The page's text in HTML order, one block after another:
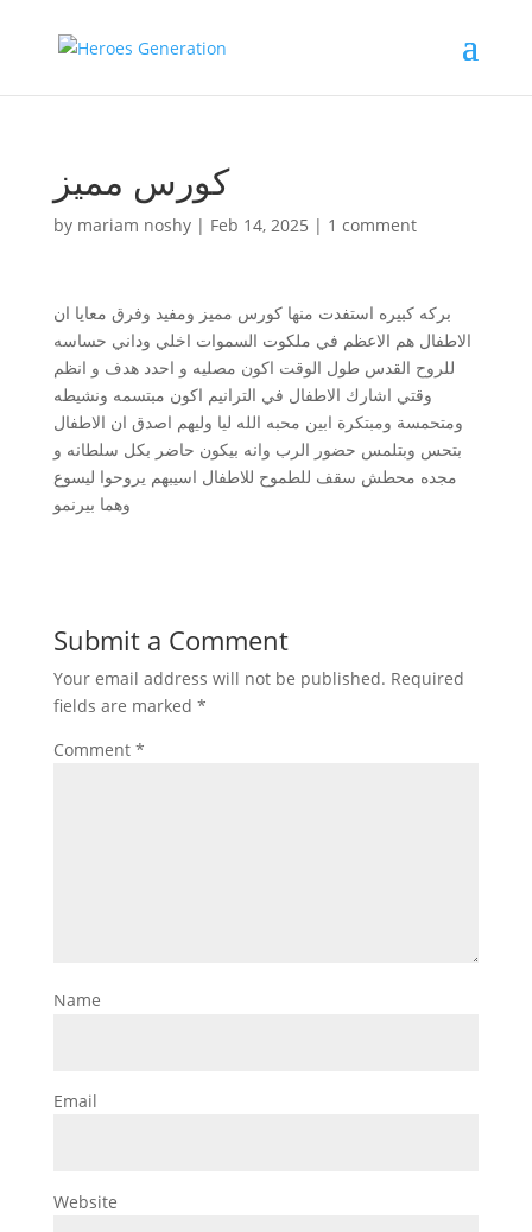
كورس مميز
by mariam noshy| Feb 14, 2025 | 1 comment
بركه كبيره استفدت منها كورس مميز ومفيد وفرق معايا ان
الاطفال هم الاعظم في ملكوت السموات اخلي وداني حساسه
للروح القدس طول الوقت اكون مصليه و احدد هدف و انظم
وقتي اشارك الاطفال في الترانيم اكون مبتسمه ونشيطه
ومتحمسة ومبتكرة ابين محبه الله ليا وليهم اصدق ان الاطفال
بتحس وبتلمس حضور الرب وانه بيكون حاضر بكل سلطانه و
مجده محطش سقف للطموح للاطفال اسيبهم يروحوا ليسوع
وهما بيرنمو
Submit a Comment
Your email address will not be published. Required
fields are marked *
Comment *
Name
Email
Website